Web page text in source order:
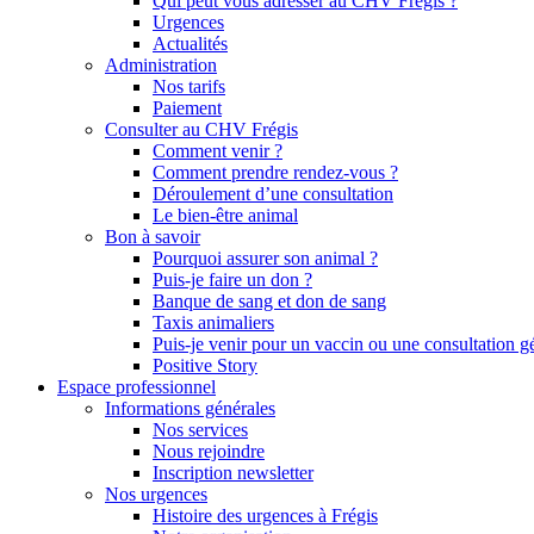
Urgences
Actualités
Administration
Nos tarifs
Paiement
Consulter au CHV Frégis
Comment venir ?
Comment prendre rendez-vous ?
Déroulement d’une consultation
Le bien-être animal
Bon à savoir
Pourquoi assurer son animal ?
Puis-je faire un don ?
Banque de sang et don de sang
Taxis animaliers
Puis-je venir pour un vaccin ou une consultation
Positive Story
Espace professionnel
Informations générales
Nos services
Nous rejoindre
Inscription newsletter
Nos urgences
Histoire des urgences à Frégis